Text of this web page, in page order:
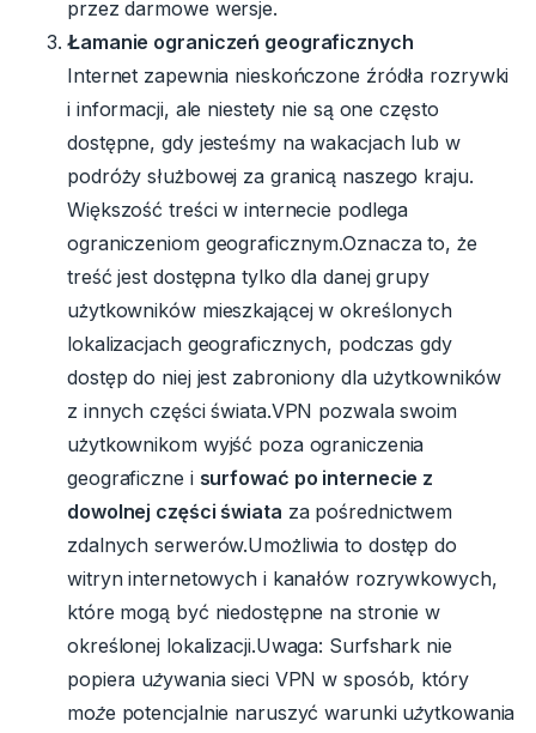
przez darmowe wersje.
Łamanie ograniczeń geograficznych
Internet zapewnia nieskończone źródła rozrywki
i informacji, ale niestety nie są one często
dostępne, gdy jesteśmy na wakacjach lub w
podróży służbowej za granicą naszego kraju.
Większość treści w internecie podlega
ograniczeniom geograficznym.Oznacza to, że
treść jest dostępna tylko dla danej grupy
użytkowników mieszkającej w określonych
lokalizacjach geograficznych, podczas gdy
dostęp do niej jest zabroniony dla użytkowników
z innych części świata.VPN pozwala swoim
użytkownikom wyjść poza ograniczenia
geograficzne i surfować po internecie z
dowolnej części świata za pośrednictwem
zdalnych serwerów.Umożliwia to dostęp do
witryn internetowych i kanałów rozrywkowych,
które mogą być niedostępne na stronie w
określonej lokalizacji.Uwaga: Surfshark nie
popiera używania sieci VPN w sposób, który
może potencjalnie naruszyć warunki użytkowania